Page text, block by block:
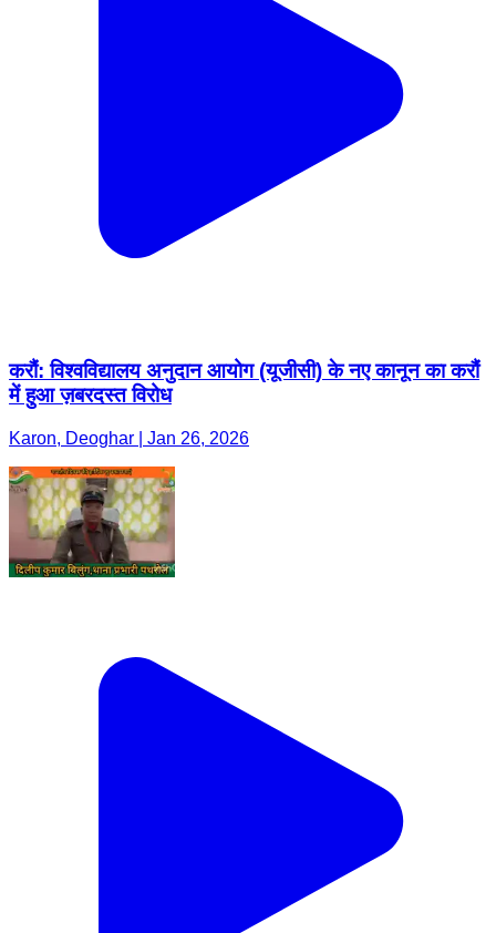
करौं: विश्वविद्यालय अनुदान आयोग (यूजीसी) के नए कानून का करौं
में हुआ ज़बरदस्त विरोध
Karon, Deoghar | Jan 26, 2026